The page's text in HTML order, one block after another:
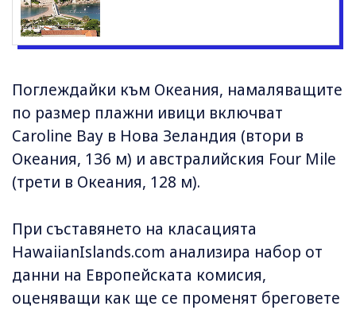
Поглеждайки към Океания, намаляващите
по размер плажни ивици включват
Caroline Bay в Нова Зеландия (втори в
Океания, 136 м) и австралийския Four Mile
(трети в Океания, 128 м).
При съставянето на класацията
HawaiianIslands.com анализира набор от
данни на Европейската комисия,
оценяващи как ще се променят бреговете